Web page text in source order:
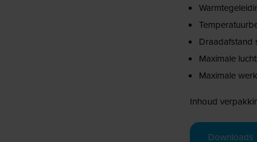
Draadafstand
Maximale
Maximale
Inhoud
Downloads